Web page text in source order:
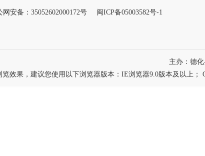
网安备：35052602000172号 闽ICP备05003582号-1
主办：德
效果，建议您使用以下浏览器版本：IE浏览器9.0版本及以上；